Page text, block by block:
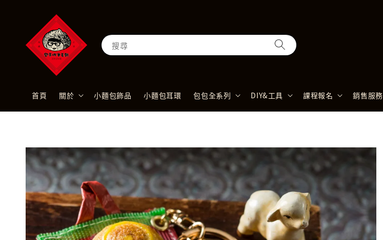
搜尋
首頁 關於 小麵包飾品 小麵包耳環 包包全系列 DIY&工具 課程報名 銷售服務